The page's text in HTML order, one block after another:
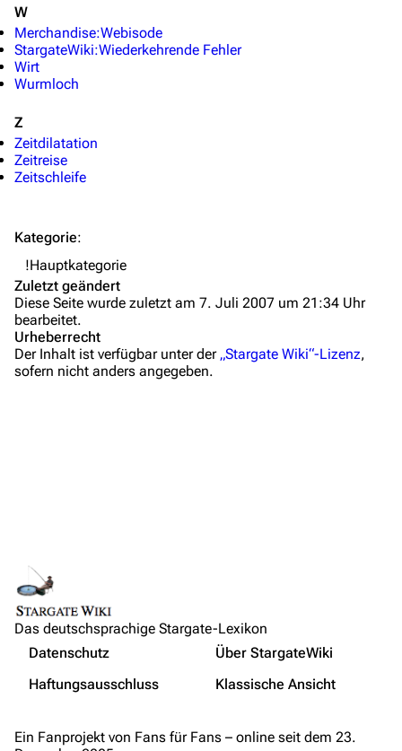
Mitmachen
Hilfe
Anfragen
Administrations-Übersicht
Vandalismus melden
IRC-Channel
Als PDF herunterladen
Nicht angemeldet
Änderungen vornehmen.
Wer ist online?
Links auf diese Seite
Änderungen an verlinkten Seiten
Seiten­­informationen
W
Merchandise:Webisode
StargateWiki:Wiederkehrende Fehler
Wirt
Wurmloch
Z
Zeitdilatation
Zeitreise
Zeitschleife
Kategorie:
!Hauptkategorie
Zuletzt geändert
Diese Seite wurde zuletzt am 7. Juli 2007 um 21:34 Uhr
bearbeitet.
Urheberrecht
Der Inhalt ist verfügbar unter der „Stargate Wiki“-Lizenz,
sofern nicht anders angegeben.
Das deutschsprachige Stargate-Lexikon
Datenschutz
Über StargateWiki
Haftungsausschluss
Klassische Ansicht
Ein Fanprojekt von Fans für Fans – online seit dem 23.